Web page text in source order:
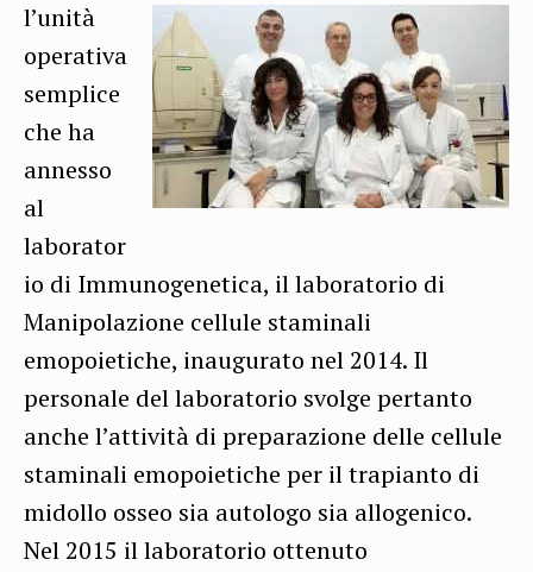
l’unità
operativa
semplice
che ha
annesso
al
laborator
io di Immunogenetica, il laboratorio di
Manipolazione cellule staminali
emopoietiche, inaugurato nel 2014. Il
personale del laboratorio svolge pertanto
anche l’attività di preparazione delle cellule
staminali emopoietiche per il trapianto di
midollo osseo sia autologo sia allogenico.
Nel 2015 il laboratorio ottenuto